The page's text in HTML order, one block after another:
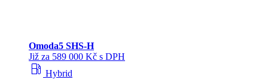
Omoda5 SHS‑H
Již za 589 000 Kč s DPH
local_gas_station Hybrid